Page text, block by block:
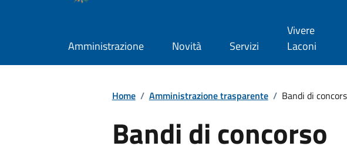
Amministrazione Novità Servizi
Vivere
Laconi
Home / Amministrazione trasparente / Bandi di
Bandi di concorso